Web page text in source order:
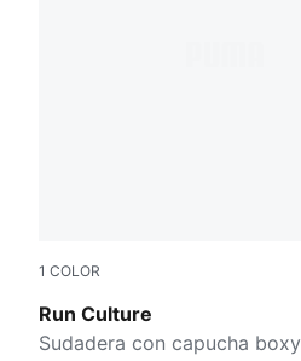
1 COLOR
Run Culture
Créme De Mint
Sudadera con capucha boxy